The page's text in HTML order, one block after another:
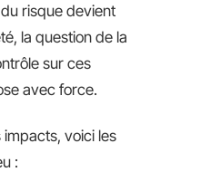
risque devient
la question de la
sur ces
avec force.
voici les
: